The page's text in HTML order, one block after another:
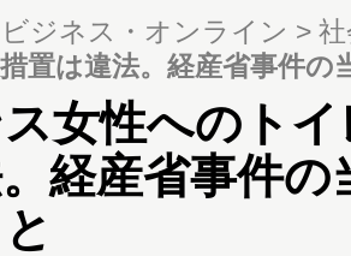
ジネス・オンライン
置は違法。経産省事件
ス女性へのト
経産省事件